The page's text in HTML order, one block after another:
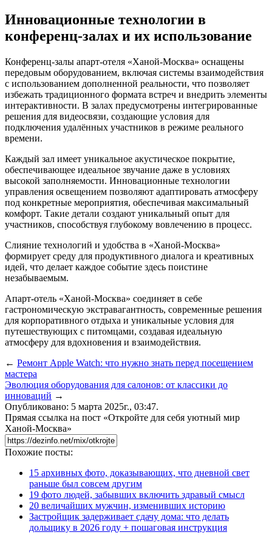
Инновационные технологии в
конференц-залах и их использование
Конференц-залы апарт-отеля «Ханой-Москва» оснащены
передовым оборудованием, включая системы взаимодействия
с использованием дополненной реальности, что позволяет
избежать традиционного формата встреч и внедрить элементы
интерактивности. В залах предусмотрены интегрированные
решения для видеосвязи, создающие условия для
подключения удалённых участников в режиме реального
времени.
Каждый зал имеет уникальное акустическое покрытие,
обеспечивающее идеальное звучание даже в условиях
высокой заполняемости. Инновационные технологии
управления освещением позволяют адаптировать атмосферу
под конкретные мероприятия, обеспечивая максимальный
комфорт. Такие детали создают уникальный опыт для
участников, способствуя глубокому вовлечению в процесс.
Слияние технологий и удобства в «Ханой-Москва»
формирует среду для продуктивного диалога и креативных
идей, что делает каждое событие здесь поистине
незабываемым.
Апарт-отель «Ханой-Москва» соединяет в себе
гастрономическую экстравагантность, современные решения
для корпоративного отдыха и уникальные условия для
путешествующих с питомцами, создавая идеальную
атмосферу для вдохновения и взаимодействия.
← Ремонт Apple Watch: что нужно знать перед посещением
мастера
Эволюция оборудования для салонов: от классики до
инноваций →
Опубликовано: 5 марта 2025г., 03:47.
Прямая ссылка на пост «Откройте для себя уютный мир
Ханой-Москва»
Похожие посты:
15 архивных фото, доказывающих, что дневной свет
раньше был совсем другим
19 фото людей, забывших включить здравый смысл
20 величайших мужчин, изменивших историю
Застройщик задерживает сдачу дома: что делать
дольщику в 2026 году + пошаговая инструкция